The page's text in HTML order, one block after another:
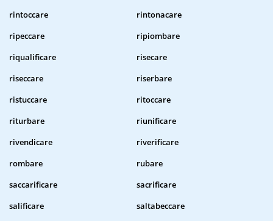
rintoccare
rintonacare
ripeccare
ripiombare
riqualificare
risecare
riseccare
riserbare
ristuccare
ritoccare
riturbare
riunificare
rivendicare
riverificare
rombare
rubare
saccarificare
sacrificare
salificare
saltabeccare